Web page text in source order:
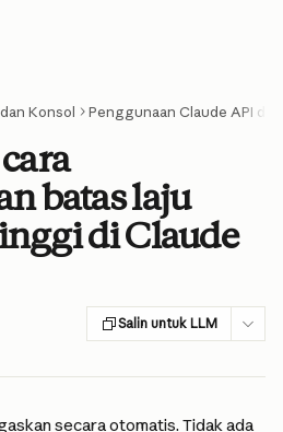
Konsol Penggunaan Claude API
batas laju
di Claude
Salin untuk LLM
secara otomatis. Tidak ada